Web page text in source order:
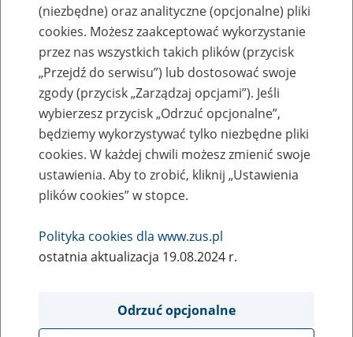
Słownik
Słownik
(niezbędne) oraz analityczne (opcjonalne) pliki
cookies. Możesz zaakceptować wykorzystanie
przez nas wszystkich takich plików (przycisk
„Przejdź do serwisu”) lub dostosować swoje
zgody (przycisk „Zarządzaj opcjami”). Jeśli
wybierzesz przycisk „Odrzuć opcjonalne”,
będziemy wykorzystywać tylko niezbędne pliki
cookies. W każdej chwili możesz zmienić swoje
ustawienia. Aby to zrobić, kliknij „Ustawienia
plików cookies” w stopce.
Polityka cookies dla www.zus.pl
ostatnia aktualizacja 19.08.2024 r.
Odrzuć opcjonalne